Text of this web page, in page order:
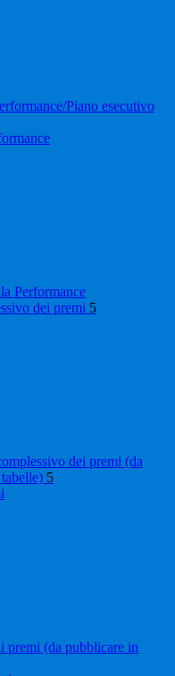
Piano esecutivo
Performance
dei premi 5
dei premi (da
5
premi (da pubblicare in